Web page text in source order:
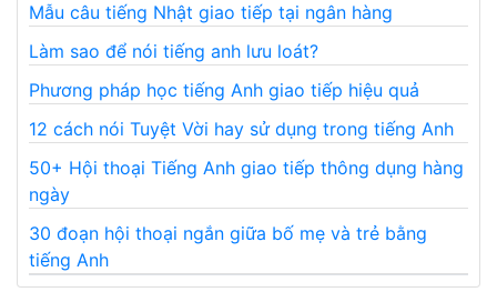
Mẫu câu tiếng Nhật giao tiếp tại ngân hàng
Làm sao để nói tiếng anh lưu loát?
Phương pháp học tiếng Anh giao tiếp hiệu quả
12 cách nói Tuyệt Vời hay sử dụng trong tiếng Anh
50+ Hội thoại Tiếng Anh giao tiếp thông dụng hàng
ngày
30 đoạn hội thoại ngắn giữa bố mẹ và trẻ bằng
tiếng Anh